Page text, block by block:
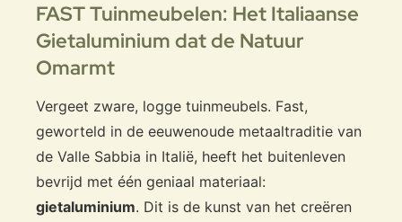
FAST Tuinmeubelen: Het Italiaanse
Gietaluminium dat de Natuur
Omarmt
Vergeet zware, logge tuinmeubels. Fast,
geworteld in de eeuwenoude metaaltraditie van
de Valle Sabbia in Italië, heeft het buitenleven
bevrijd met één geniaal materiaal:
gietaluminium. Dit is de kunst van het creëren